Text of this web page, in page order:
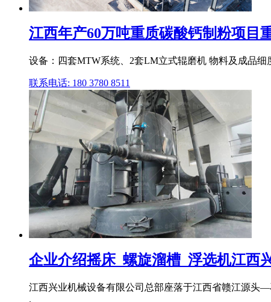
江西年产60万吨重质碳酸钙制粉项目
设备：四套MTW系统、2套LM立式辊磨机 物料及成品
联系电话: 180 3780 8511
企业介绍摇床_螺旋溜槽_浮选机江西
江西兴业机械设备有限公司总部座落于江西省赣江源头
.